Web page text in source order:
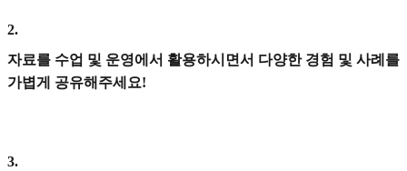
2.
자료를 수업 및 운영에서 활용하시면서 다양한 경험 및 사례를
가볍게 공유해주세요!
3.